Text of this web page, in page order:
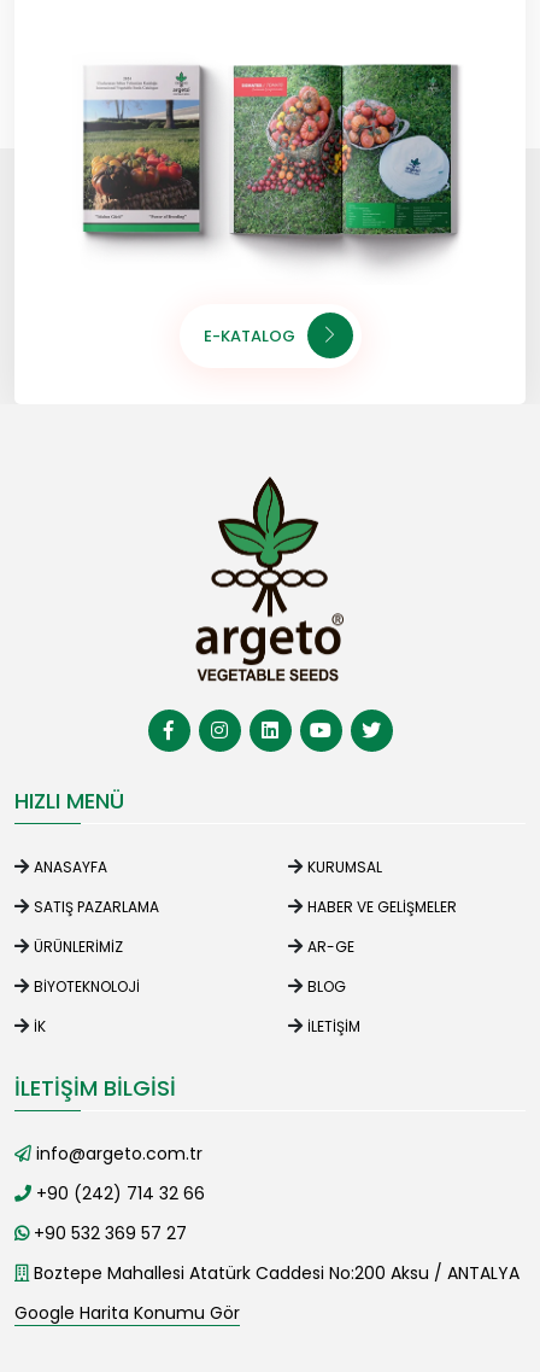
E-KATALOG
HIZLI MENÜ
ANASAYFA
KURUMSAL
SATIŞ PAZARLAMA
HABER VE GELIŞMELER
ÜRÜNLERIMIZ
AR-GE
BIYOTEKNOLOJI
BLOG
İK
İLETIŞIM
İLETIŞIM BILGISI
info@argeto.com.tr
+90 (242) 714 32 66
+90 532 369 57 27
Boztepe Mahallesi Atatürk Caddesi No:200 Aksu / ANTALYA
Google Harita Konumu Gör